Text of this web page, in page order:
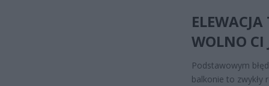
WOLNO CI
Podstawowym
balkonie to zwykły